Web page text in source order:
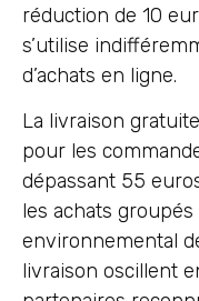
réduction de 10
s’utilise
d’achats en ligne.
La livraison
pour les
dépassant 55
les achats
environnemental
livraison oscillent